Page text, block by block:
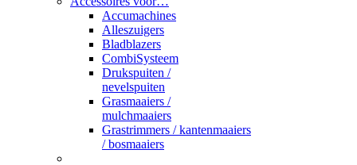
Accumachines
Alleszuigers
Bladblazers
CombiSysteem
Drukspuiten /
nevelspuiten
Grasmaaiers /
mulchmaaiers
Grastrimmers / kantenmaaiers
/ bosmaaiers